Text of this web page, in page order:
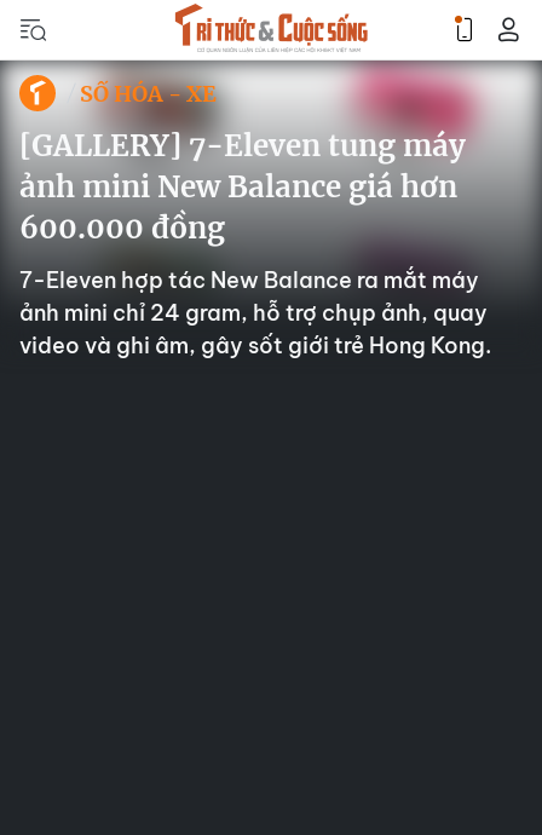
SỐ HÓA - XE
[GALLERY] 7-Eleven tung máy
ảnh mini New Balance giá hơn
600.000 đồng
7-Eleven hợp tác New Balance ra mắt máy
ảnh mini chỉ 24 gram, hỗ trợ chụp ảnh, quay
video và ghi âm, gây sốt giới trẻ Hong Kong.